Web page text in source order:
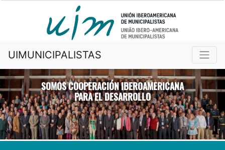
UIMUNICIPALISTAS
SOMOS COOPERACIÓN IBEROAMERICANA
PARA EL DESARROLLO
Previous Next